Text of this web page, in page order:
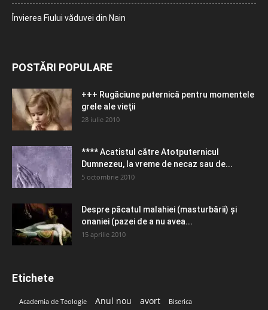
Învierea Fiului văduvei din Nain
POSTĂRI POPULARE
+++ Rugăciune puternică pentru momentele
grele ale vieţii
28 iulie 2010
**** Acatistul către Atotputernicul
Dumnezeu, la vreme de necaz sau de...
5 octombrie 2010
Despre păcatul malahiei (masturbării) şi
onaniei (pazei de a nu avea...
15 aprilie 2010
Etichete
Academia de Teologie Anul nou avort Biserica